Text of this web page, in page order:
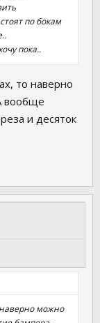
по бокам
пока..
то наверно
вообще
и десяток
можно